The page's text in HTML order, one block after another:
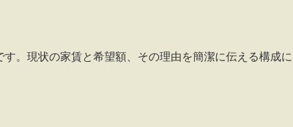
。現状の家賃と希望額、その理由を簡潔に伝える構成に